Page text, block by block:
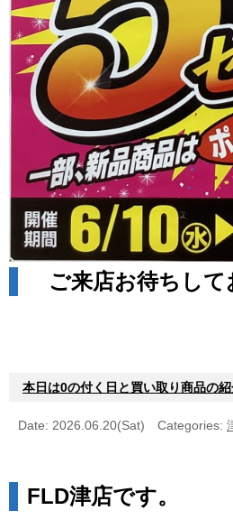
ご来店お待ちして
本日は0の付く日と買い取り商品の紹
Date: 2026.06.20(Sat) Categories:
FLD津店です。